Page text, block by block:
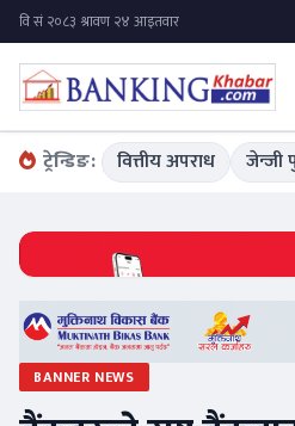
ट्रेन्डिङ: वित्तीय अपराध जेन्जी
BANNER NEWS